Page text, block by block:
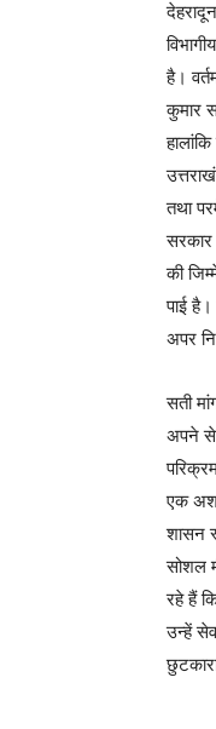
है।
कुमार
तथा
सरकार
की
पाई
अपर
सती
अपने
एक
शासन
सोशल
रहे हैं
उन्हें